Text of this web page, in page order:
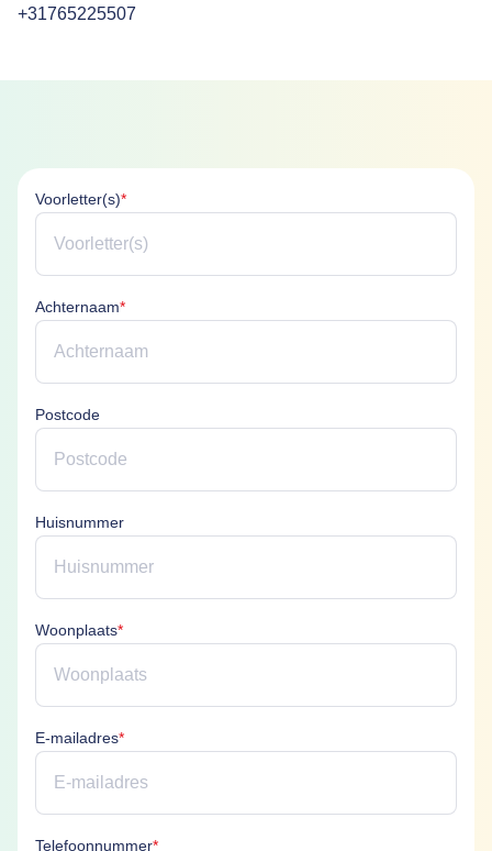
+31765225507
Voorletter(s)*Voorletter(s) is verplicht
Achternaam*Achternaam is verplicht
Postcode
Huisnummer
Woonplaats*Woonplaats is verplicht
E-mailadres*E-mailadres is verplicht
Telefoonnummer*Telefoonnummer is verplicht